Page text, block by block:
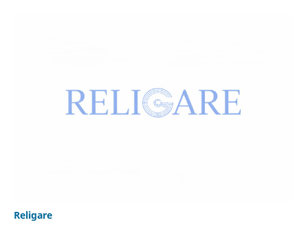
Religare